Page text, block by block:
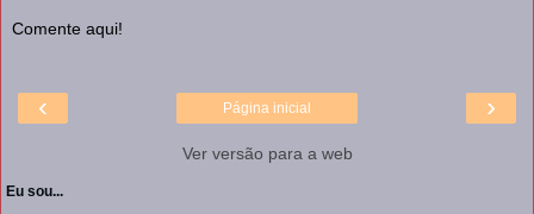
Comente aqui!
‹ ›
Página inicial
Ver versão para a web
Eu sou...